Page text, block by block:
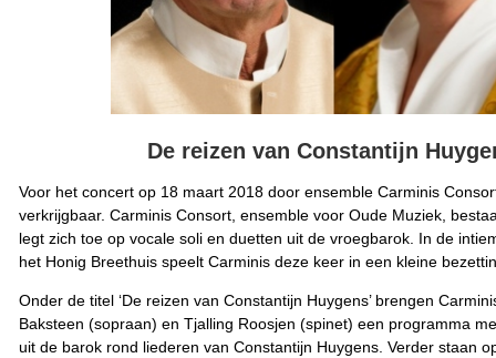
De reizen van Constantijn
Voor het concert op 18 maart 2018 door ensemble Carminis
verkrijgbaar. Carminis Consort, ensemble voor Oude Muziek,
legt zich toe op vocale soli en duetten uit de vroegbarok. In de
het Honig Breethuis speelt Carminis deze keer in een kleine
Onder de titel ‘De reizen van Constantijn Huygens’ brengen
Baksteen (sopraan) en Tjalling Roosjen (spinet) een programma
uit de barok rond liederen van Constantijn Huygens. Verder staan